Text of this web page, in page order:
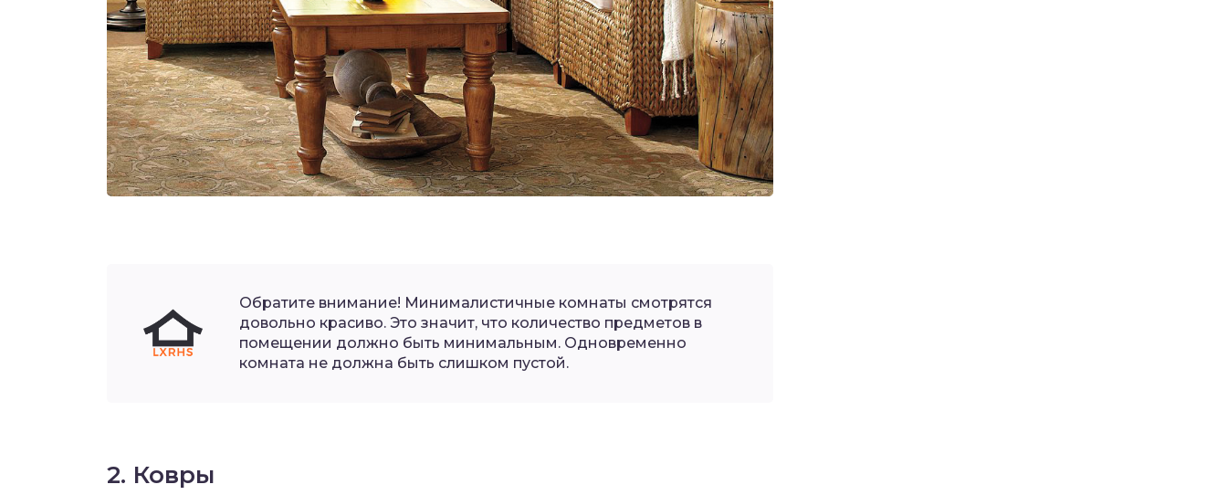
Обратите внимание! Минималистичные комнаты смотрятся
довольно красиво. Это значит, что количество предметов в
помещении должно быть минимальным. Одновременно
комната не должна быть слишком пустой.
2. Ковры